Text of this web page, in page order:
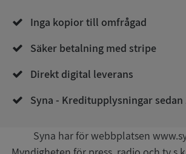
Inga kopior till omfrågad
Säker betalning med stripe
Direkt digital leverans
Syna - Kreditupplysningar sedan
Syna har för webbplatsen
Privacy Policy